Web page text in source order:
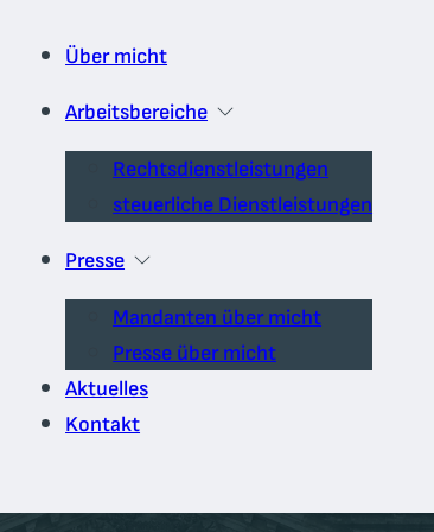
Über micht
Arbeitsbereiche
Rechtsdienstleistungen
steuerliche Dienstleistungen
Presse
Mandanten über micht
Presse über micht
Aktuelles
Kontakt